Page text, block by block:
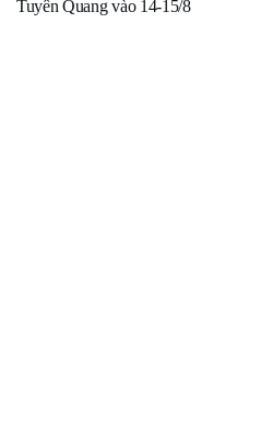
Tuyên Quang vào 14-15/8